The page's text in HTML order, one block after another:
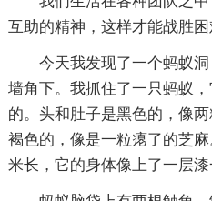
互助的精神，这样才能战胜困
今天我发现了一个蚂蚁
墙角下。我抓住了一只蚂蚁
的。头和肚子是黑色的，像
褐色的，像是一粒瘪了的芝
米长，它的身体像上了一层漆